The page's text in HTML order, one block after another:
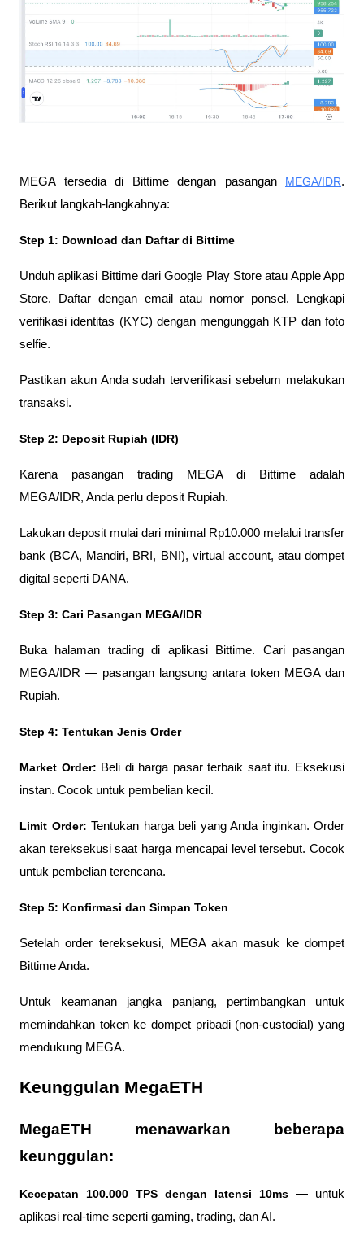
MEGA tersedia di Bittime dengan pasangan MEGA/IDR.
Berikut langkah-langkahnya:
Step 1: Download dan Daftar di Bittime
Unduh aplikasi Bittime dari Google Play Store atau Apple App
Store. Daftar dengan email atau nomor ponsel. Lengkapi
verifikasi identitas (KYC) dengan mengunggah KTP dan foto
selfie.
Pastikan akun Anda sudah terverifikasi sebelum melakukan
transaksi.
Step 2: Deposit Rupiah (IDR)
Karena pasangan trading MEGA di Bittime adalah
MEGA/IDR, Anda perlu deposit Rupiah.
Lakukan deposit mulai dari minimal Rp10.000 melalui transfer
bank (BCA, Mandiri, BRI, BNI), virtual account, atau dompet
digital seperti DANA.
Step 3: Cari Pasangan MEGA/IDR
Buka halaman trading di aplikasi Bittime. Cari pasangan
MEGA/IDR — pasangan langsung antara token MEGA dan
Rupiah.
Step 4: Tentukan Jenis Order
Market Order: Beli di harga pasar terbaik saat itu. Eksekusi
instan. Cocok untuk pembelian kecil.
Limit Order: Tentukan harga beli yang Anda inginkan. Order
akan tereksekusi saat harga mencapai level tersebut. Cocok
untuk pembelian terencana.
Step 5: Konfirmasi dan Simpan Token
Setelah order tereksekusi, MEGA akan masuk ke dompet
Bittime Anda.
Untuk keamanan jangka panjang, pertimbangkan untuk
memindahkan token ke dompet pribadi (non-custodial) yang
mendukung MEGA.
Keunggulan MegaETH
MegaETH menawarkan beberapa
keunggulan:
Kecepatan 100.000 TPS dengan latensi 10ms — untuk
aplikasi real-time seperti gaming, trading, dan AI.